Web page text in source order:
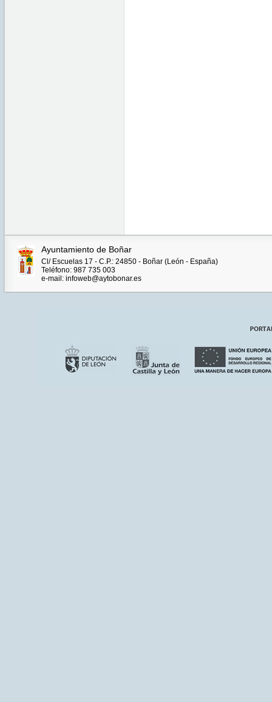
Ayuntamiento de Boñar
Cl/ Escuelas 17 - C.P.: 24850 - Boñar (León - España)
Teléfono: 987 735 003
e-mail: infoweb@aytobonar.es